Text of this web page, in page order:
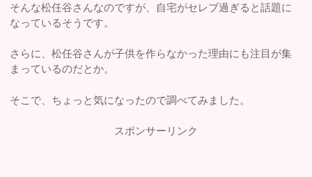
そんな松任谷さんなのですが、自宅がセレブ過ぎると話題に
なっているそうです。
さらに、松任谷さんが子供を作らなかった理由にも注目が集
まっているのだとか。
そこで、ちょっと気になったので調べてみました。
スポンサーリンク